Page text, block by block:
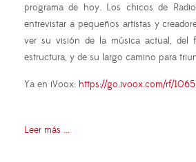
programa de hoy. Los chicos de
entrevistar a pequeños artistas y
ver su visión de la música actual, del
estructura, y de su largo camino para
Ya en iVoox: https://go.ivoox.com/rf/
Leer más ...